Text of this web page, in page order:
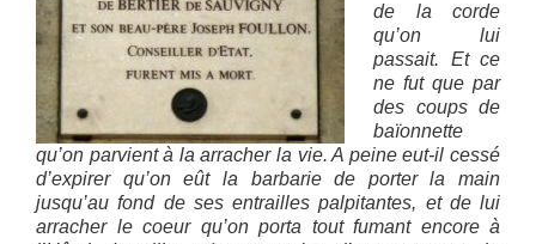
de la corde
qu’on lui
passait. Et ce
ne fut que par
des coups de
baïonnette
qu’on parvient à la arracher la vie. A peine eut-il cessé
d’expirer qu’on eût la barbarie de porter la main
jusqu’au fond de ses entrailles palpitantes, et de lui
arracher le coeur qu’on porta tout fumant encore à